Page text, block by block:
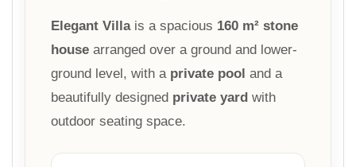
Elegant Villais a spacious 160 m² stone
house arranged over a ground and lower-
ground level, with a private pool and a
beautifully designed private yard with
outdoor seating space.